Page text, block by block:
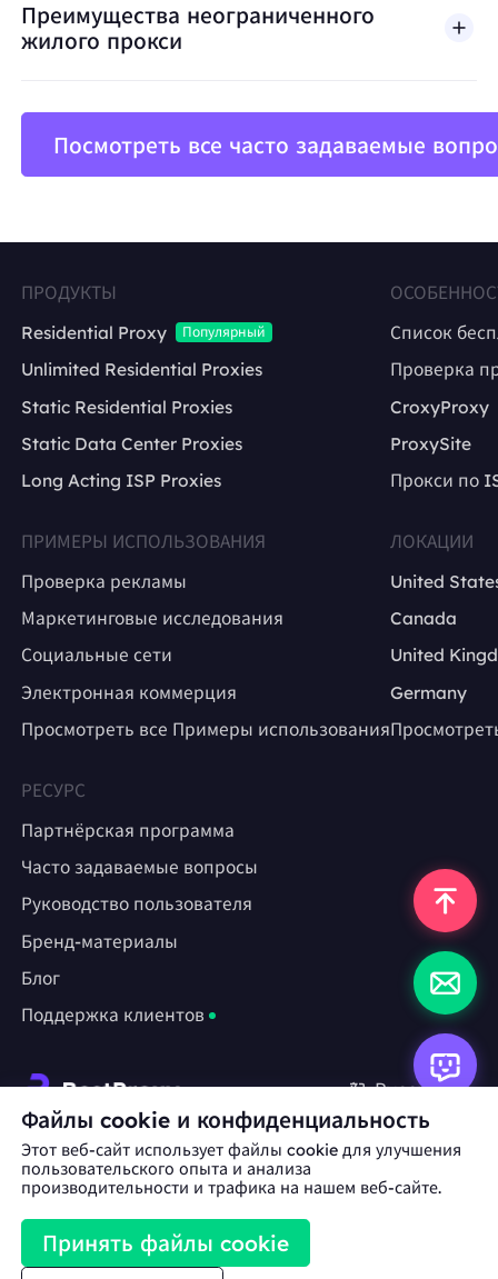
Преимущества неограниченного
жилого прокси
Посмотреть все часто задаваемые
ПРОДУКТЫ
Residential Proxy
Популярный
Unlimited Residential Proxies
Static Residential Proxies
Static Data Center Proxies
Long Acting ISP Proxies
Список
Проверка
CroxyProxy
ProxySite
Прокси по
ПРИМЕРЫ ИСПОЛЬЗОВАНИЯ
Проверка рекламы
Маркетинговые исследования
Социальные сети
Электронная коммерция
Просмотреть все Примеры использования
ЛОКАЦИИ
United
Canada
United
Germany
РЕСУРС
Партнёрская программа
Часто задаваемые вопросы
Руководство пользователя
Бренд-материалы
Блог
Поддержка клиентов
Русский
Сотрудничество:michael.wang@bestproxy.com
Бренд-
материалы
Условия
использования
Файлы cookie и конфиденциальность
Этот веб-сайт использует файлы cookie для улучшения
пользовательского опыта и анализа
производительности и трафика на нашем веб-сайте.
Принять файлы cookie